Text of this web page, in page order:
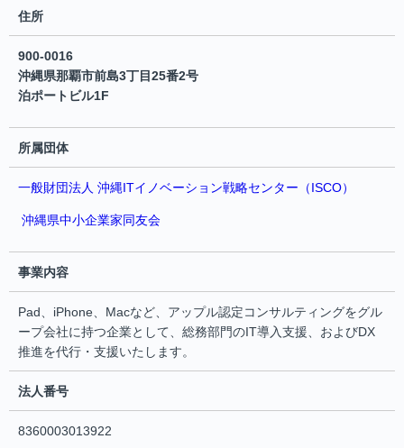
住所
900-0016
沖縄県那覇市前島3丁目25番2号
泊ポートビル1F
所属団体
一般財団法人 沖縄ITイノベーション戦略センター（ISCO）
沖縄県中小企業家同友会
事業内容
Pad、iPhone、Macなど、アップル認定コンサルティングをグル
ープ会社に持つ企業として、総務部門のIT導入支援、およびDX
推進を代行・支援いたします。
法人番号
8360003013922